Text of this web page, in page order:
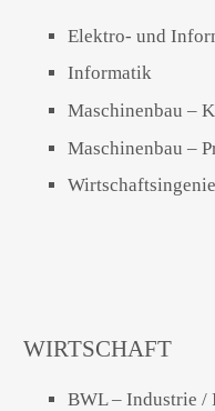
Elektro- und
Informatik
Maschinenbau –
Maschinenbau –
WIRTSCHAFT
BWL – Industrie /